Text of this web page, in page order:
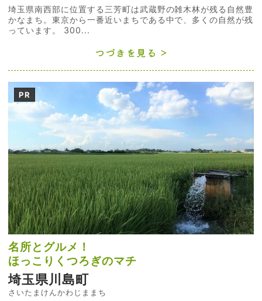
埼玉県南西部に位置する三芳町は武蔵野の雑木林が残る自然豊
かなまち。東京から一番近いまちである中で、多くの自然が残
っています。 300...
つづきを見る
PR
名所とグルメ！
ほっこりくつろぎのマチ
埼玉県川島町
さいたまけんかわじままち